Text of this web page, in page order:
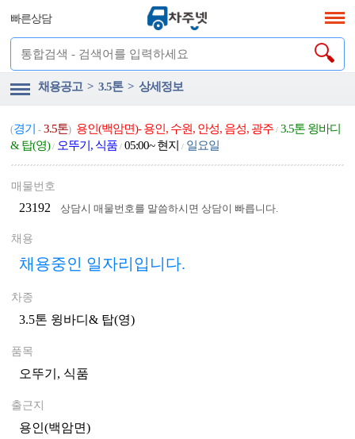
빠른상담
채용공고 > 3.5톤 > 상세정보
(경기 -3.5톤) 용인(백암면)- 용인, 수원, 안성, 음성, 광주/ 3.5톤 윙바디
& 탑(영)/ 오뚜기, 식품/ 05:00~ 현지/ 일요일
매물번호
23192 상담시 매물번호를 말씀하시면 상담이 빠릅니다.
채용
채용중인 일자리입니다.
차종
3.5톤 윙바디& 탑(영)
품목
오뚜기, 식품
출근지
용인(백암면)0